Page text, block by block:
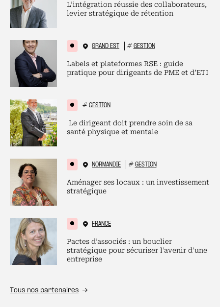
L’intégration réussie des collaborateurs,
levier stratégique de rétention
GRAND EST # GESTION
Labels et plateformes RSE : guide
pratique pour dirigeants de PME et d’ETI
# GESTION
Le dirigeant doit prendre soin de sa
santé physique et mentale
NORMANDIE # GESTION
Aménager ses locaux : un investissement
stratégique
FRANCE
Pactes d’associés : un bouclier
stratégique pour sécuriser l’avenir d’une
entreprise
Tous nos partenaires